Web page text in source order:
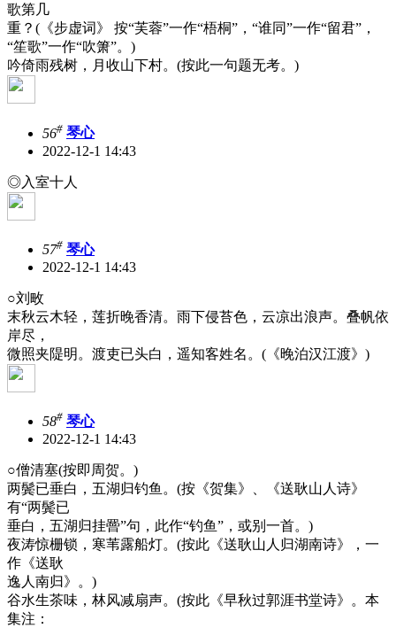
歌第几
重？(《步虚词》 按“芙蓉”一作“梧桐”，“谁同”一作“留君”，
“笙歌”一作“吹箫”。)
吟倚雨残树，月收山下村。(按此一句题无考。)
56# 琴心
2022-12-1 14:43
◎入室十人
57# 琴心
2022-12-1 14:43
○刘畋
末秋云木轻，莲折晚香清。雨下侵苔色，云凉出浪声。叠帆依
岸尽，
微照夹隄明。渡吏已头白，遥知客姓名。(《晚泊汉江渡》)
58# 琴心
2022-12-1 14:43
○僧清塞(按即周贺。)
两鬓已垂白，五湖归钓鱼。(按《贺集》、《送耿山人诗》
有“两鬓已
垂白，五湖归挂罾”句，此作“钓鱼”，或别一首。)
夜涛惊栅锁，寒苇露船灯。(按此《送耿山人归湖南诗》，一
作《送耿
逸人南归》。)
谷水生茶味，林风减扇声。(按此《早秋过郭涯书堂诗》。本
集注：